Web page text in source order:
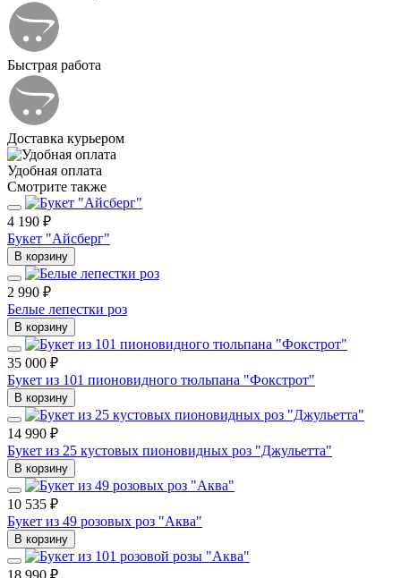
Быстрая работа
Доставка курьером
Удобная оплата
Смотрите также
4 190 ₽
Букет "Айсберг"
В корзину
2 990 ₽
Белые лепестки роз
В корзину
35 000 ₽
Букет из 101 пионовидного тюльпана "Фокстрот"
В корзину
14 990 ₽
Букет из 25 кустовых пионовидных роз "Джульетта"
В корзину
10 535 ₽
Букет из 49 розовых роз "Аква"
В корзину
18 990 ₽